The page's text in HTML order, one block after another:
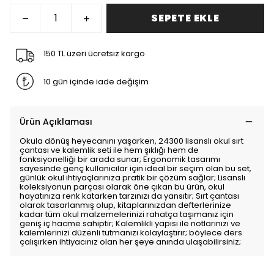
SEPETE EKLE
150 TL üzeri ücretsiz kargo
10 gün içinde iade değişim
Ürün Açıklaması
Okula dönüş heyecanını yaşarken, 24300 lisanslı okul sırt
çantası ve kalemlik seti ile hem şıklığı hem de
fonksiyonelliği bir arada sunar; Ergonomik tasarımı
sayesinde genç kullanıcılar için ideal bir seçim olan bu set,
günlük okul ihtiyaçlarınıza pratik bir çözüm sağlar; Lisanslı
koleksiyonun parçası olarak öne çıkan bu ürün, okul
hayatınıza renk katarken tarzınızı da yansıtır; Sırt çantası
olarak tasarlanmış olup, kitaplarınızdan defterlerinize
kadar tüm okul malzemelerinizi rahatça taşımanız için
geniş iç hacme sahiptir; Kalemlikli yapısı ile notlarınızı ve
kalemlerinizi düzenli tutmanızı kolaylaştırır; böylece ders
çalışırken ihtiyacınız olan her şeye anında ulaşabilirsiniz;